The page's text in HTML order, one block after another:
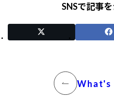
SNSで記事
What's